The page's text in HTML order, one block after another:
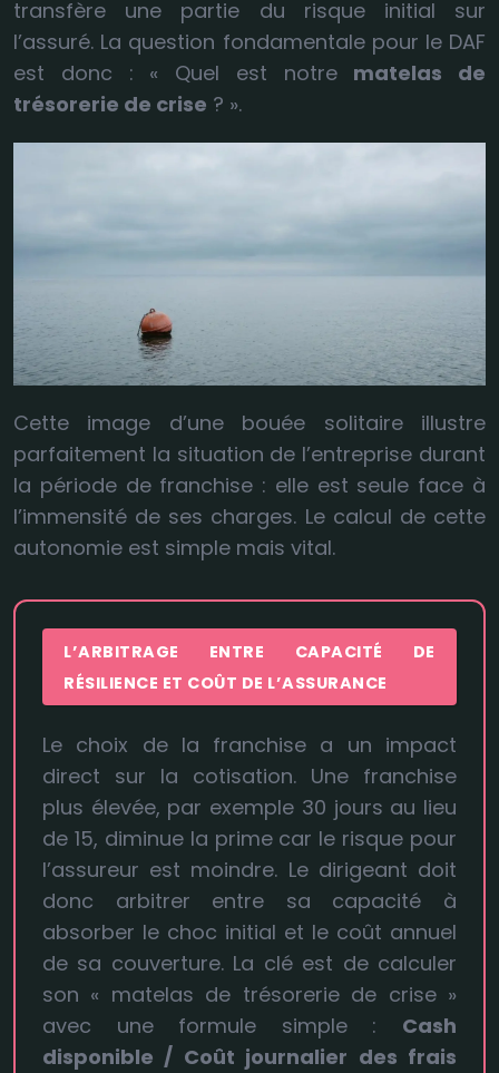
transfère une partie du risque initial sur
l’assuré. La question fondamentale pour le DAF
est donc : « Quel est notre matelas de
trésorerie de crise ? ».
Cette image d’une bouée solitaire illustre
parfaitement la situation de l’entreprise durant
la période de franchise : elle est seule face à
l’immensité de ses charges. Le calcul de cette
autonomie est simple mais vital.
L’ARBITRAGE ENTRE CAPACITÉ DE
RÉSILIENCE ET COÛT DE L’ASSURANCE
Le choix de la franchise a un impact
direct sur la cotisation. Une franchise
plus élevée, par exemple 30 jours au lieu
de 15, diminue la prime car le risque pour
l’assureur est moindre. Le dirigeant doit
donc arbitrer entre sa capacité à
absorber le choc initial et le coût annuel
de sa couverture. La clé est de calculer
son « matelas de trésorerie de crise »
avec une formule simple : Cash
disponible / Coût journalier des frais